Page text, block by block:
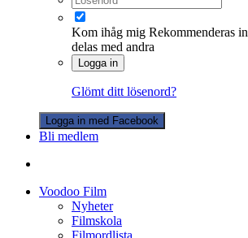
Kom ihåg mig Rekommenderas
delas med andra
Logga in
Glömt ditt lösenord?
Logga in med Facebook
Bli medlem
Voodoo Film
Nyheter
Filmskola
Filmordlista